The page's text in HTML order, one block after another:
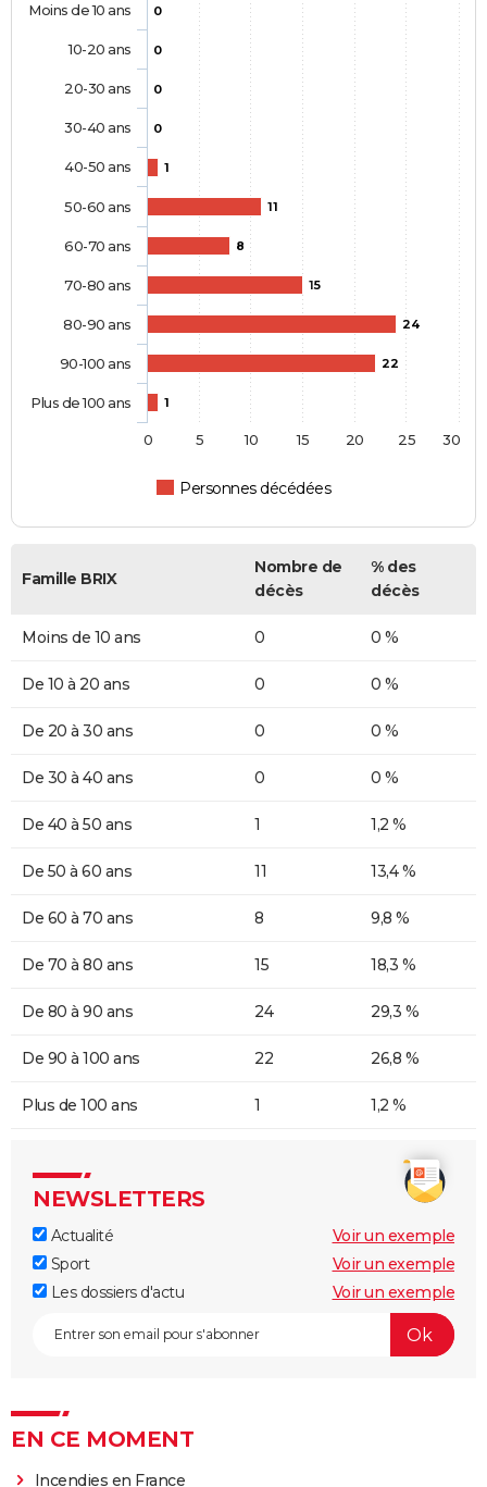
0
0
0
0
1
11
8
15
24
22
1
Personnes décédées
Moins de 10 ans
10-20 ans
20-30 ans
30-40 ans
40-50 ans
50-60 ans
60-70 ans
70-80 ans
80-90 ans
90-100 ans
Plus de 100 ans
0 5 10 15 20 25 30
Famille BRIX
Nombre de
décès
% des
décès
Moins de 10 ans 0 0 %
De 10 à 20 ans 0 0 %
De 20 à 30 ans 0 0 %
De 30 à 40 ans 0 0 %
De 40 à 50 ans 1 1,2 %
De 50 à 60 ans 11 13,4 %
De 60 à 70 ans 8 9,8 %
De 70 à 80 ans 15 18,3 %
De 80 à 90 ans 24 29,3 %
De 90 à 100 ans 22 26,8 %
Plus de 100 ans 1 1,2 %
NEWSLETTERS
Actualité
Voir un exemple
Sport
Voir un exemple
Les dossiers d'actu
Voir un exemple
EN CE MOMENT
Incendies en France